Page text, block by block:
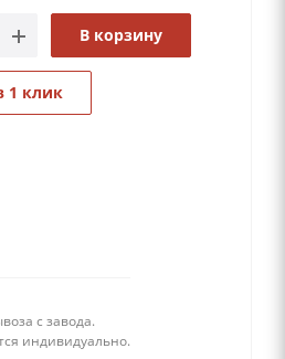
В корзину
1 клик
с завода.
индивидуально.